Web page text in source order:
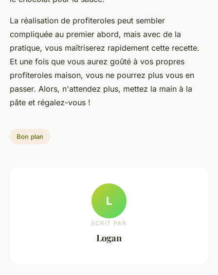
La réalisation de profiteroles peut sembler
compliquée au premier abord, mais avec de la
pratique, vous maîtriserez rapidement cette recette.
Et une fois que vous aurez goûté à vos propres
profiteroles maison, vous ne pourrez plus vous en
passer. Alors, n'attendez plus, mettez la main à la
pâte et régalez-vous !
Bon plan
L
ECRIT PAR
Logan